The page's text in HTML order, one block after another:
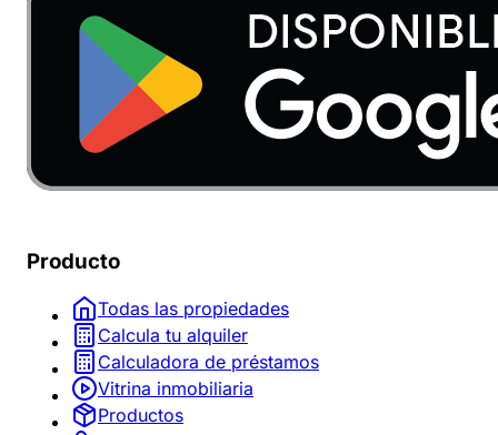
Producto
Todas las propiedades
Calcula tu alquiler
Calculadora de préstamos
Vitrina inmobiliaria
Productos